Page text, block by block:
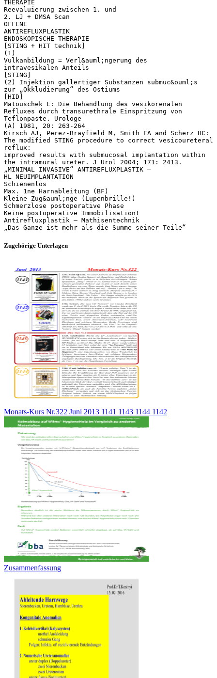
THERAPIE
Reevaluierung zwischen 1. und
2. LJ + DMSA Scan
OFFENE
ANTIREFLUXPLASTIK
ENDOSKOPISCHE THERAPIE
[STING + HIT technik]
(1)
Vulkanbildung = Verl&auml;ngerung des
intravesikalen Anteils
[STING]
(2) Injektion gallertiger Substanzen submuc&ouml;s
zur „Okkludierung“ des Ostiums
[HID]
Matouschek E: Die Behandlung des vesikorenalen
Refluxes durch transurethrale Einspritzung von
Teflonpaste. Urologe
(A) 1981, 20: 263-264
Kirsch AJ, Perez-Brayfield M, Smith EA and Scherz HC:
The modified STING procedure to correct vesicoureteral
reflux:
improved results with submucosal implantation within
the intramural ureter. J Urol 2004; 171: 2413.
„MINIMAL INVASIVE“ ANTIREFLUXPLASTIK –
HL NEUIMPLANTATION
Schienenlos
Max. 1ne Harnableitung (BF)
Kleine Zug&auml;nge (Lupenbrille!)
Schmerzlose postoperative Phase
Keine postoperative Immobilisation!
Antirefluxplastik – Mathisentechnik
Zugehörige Unterlagen
Monats-Kurs Nr.322 Juni 2013 1141 1143 1144 1142
Zusammenfassung